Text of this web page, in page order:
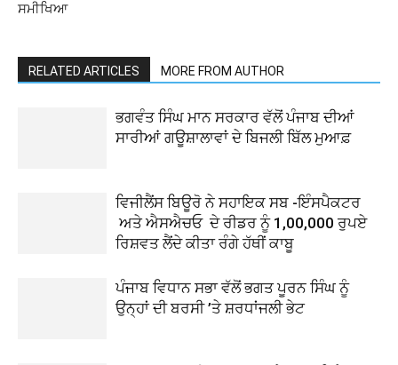
ਸਮੀਖਿਆ
RELATED ARTICLES MORE FROM AUTHOR
ਭਗਵੰਤ ਸਿੰਘ ਮਾਨ ਸਰਕਾਰ ਵੱਲੋਂ ਪੰਜਾਬ ਦੀਆਂ
ਸਾਰੀਆਂ ਗਊਸ਼ਾਲਾਵਾਂ ਦੇ ਬਿਜਲੀ ਬਿੱਲ ਮੁਆਫ਼
ਵਿਜੀਲੈਂਸ ਬਿਊਰੋ ਨੇ ਸਹਾਇਕ ਸਬ -ਇੰਸਪੈਕਟਰ
ਅਤੇ ਐਸਐਚਓ ਦੇ ਰੀਡਰ ਨੂੰ 1,00,000 ਰੁਪਏ
ਰਿਸ਼ਵਤ ਲੈਂਦੇ ਕੀਤਾ ਰੰਗੇ ਹੱਥੀਂ ਕਾਬੂ
ਪੰਜਾਬ ਵਿਧਾਨ ਸਭਾ ਵੱਲੋਂ ਭਗਤ ਪੂਰਨ ਸਿੰਘ ਨੂੰ
ਉਨ੍ਹਾਂ ਦੀ ਬਰਸੀ ’ਤੇ ਸ਼ਰਧਾਂਜਲੀ ਭੇਟ